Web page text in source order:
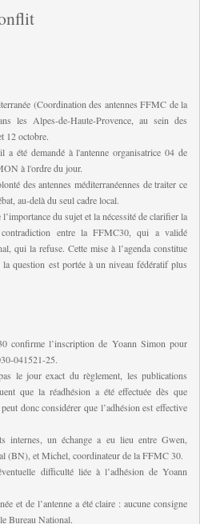
(Coordination des antennes FFMC de la
les Alpes-de-Haute-Provence, au sein des
12 octobre.
été demandé à l'antenne organisatrice 04 de
à l'ordre du jour.
des antennes méditerranéennes de traiter ce
au-delà du seul cadre local.
du sujet et la nécessité de clarifier la
entre la FFMC30, qui a validé
qui la refuse. Cette mise à l’agenda constitue
question est portée à un niveau fédératif plus
confirme l’inscription de Yoann Simon pour
041521-25.
le jour exact du règlement, les publications
que la réadhésion a été effectuée dès que
donc considérer que l’adhésion est effective
internes, un échange a eu lieu entre Gwen,
(BN), et Michel, coordinateur de la FFMC 30.
difficulté liée à l’adhésion de Yoann
et de l’antenne a été claire : aucune consigne
Bureau National.